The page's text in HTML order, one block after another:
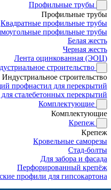
Профильные трубы
Профильные трубы
Квадратные профильные трубы
профильные трубы
Белая жесть
Черная жесть
Лента оцинкованная (ЭОЦ)
строительство
Индустриальное строительство
профнастил для перекрытий
сталебетонных перекрытий
Комплектующие
Комплектующие
Крепеж
Крепеж
Кровельные саморезы
Стад-болты
Для забора и фасада
Перфорированный крепёж
профили для гипсокартона